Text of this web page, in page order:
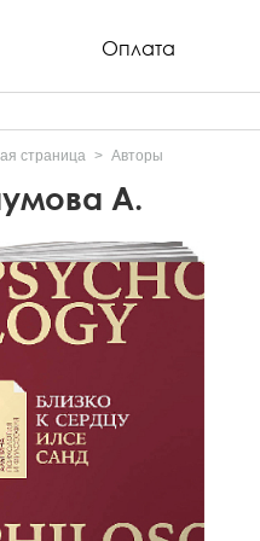
Оплата
страница Авторы
А.